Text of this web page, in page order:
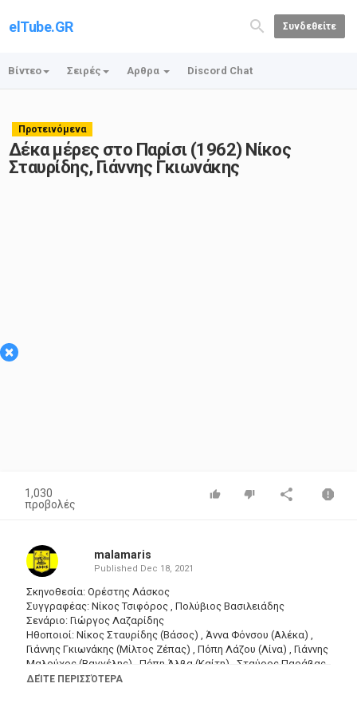
elTube.GR Συνδεθείτε
Βίντεο Σειρές Αρθρα Discord Chat
Προτεινόμενα
Δέκα μέρες στο Παρίσι (1962) Νίκος
Σταυρίδης, Γιάννης Γκιωνάκης
×
1,030
προβολές
malamaris
Published Dec 18, 2021
Σκηνοθεσία: Ορέστης Λάσκος
Συγγραφέας: Νίκος Τσιφόρος , Πολύβιος Βασιλειάδης
Σενάριο: Γιώργος Λαζαρίδης
Ηθοποιοί: Νίκος Σταυρίδης (Βάσος) , Άννα Φόνσου (Αλέκα) ,
Γιάννης Γκιωνάκης (Μίλτος Ζέπας) , Πόπη Λάζου (Λίνα) , Γιάννης
Μαλούχος (Βαγγέλης) , Πόπη Άλβα (Καίτη) , Σταύρος Παράβας
(Ντίνος) , Άννα Μαντζουράνη (Κικίτσα) , Δημήτρης Καλλιβωκάς
ΔΕΊΤΕ ΠΕΡΙΣΣΌΤΕΡΑ